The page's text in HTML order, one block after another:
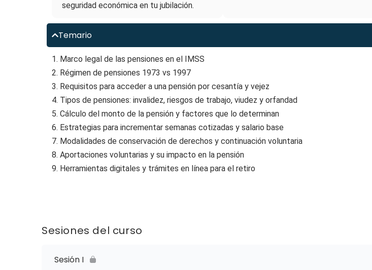
seguridad económica en tu jubilación.
Temario
1. Marco legal de las pensiones en el IMSS
2. Régimen de pensiones 1973 vs 1997
3. Requisitos para acceder a una pensión por cesantía y vejez
4. Tipos de pensiones: invalidez, riesgos de trabajo, viudez y orfandad
5. Cálculo del monto de la pensión y factores que lo determinan
6. Estrategias para incrementar semanas cotizadas y salario base
7. Modalidades de conservación de derechos y continuación voluntaria
8. Aportaciones voluntarias y su impacto en la pensión
9. Herramientas digitales y trámites en línea para el retiro
Sesiones del curso
Sesión I